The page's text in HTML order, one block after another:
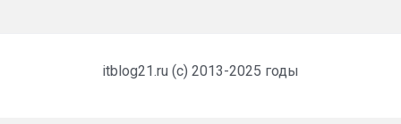
itblog21.ru (c) 2013-2025 годы